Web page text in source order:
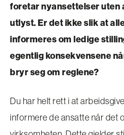
foretar nyansettelser uten
utlyst. Er det ikke slik at
informeres om ledige
egentlig konsekvensene
bryr seg om reglene?
Du har helt rett i at
informere de ansatte når det